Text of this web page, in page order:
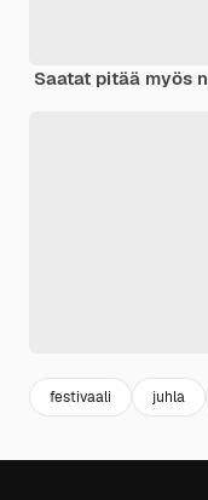
Saatat pitää myös
festivaali juhla